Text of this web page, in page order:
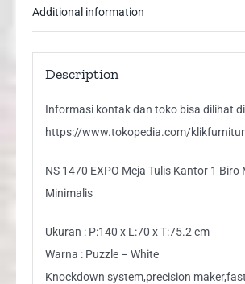
Additional information
Description
Informasi kontak dan toko bisa dilihat di
https://www.tokopedia.com/
NS 1470 EXPO Meja Tulis Kantor 1 Biro
Minimalis
Ukuran : P:140 x L:70 x T:75.2 cm
Warna : Puzzle – White
Knockdown system,precision